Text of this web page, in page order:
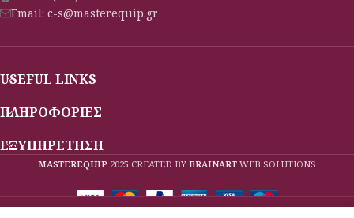
Email: c-s@masterequip.gr
USEFUL LINKS
ΠΛΗΡΟΦΟΡΙΕΣ
ΕΞΥΠΗΡΕΤΗΣΗ
MASTEREQUIP 2025 CREATED BY BRAINART WEB SOLUTIONS